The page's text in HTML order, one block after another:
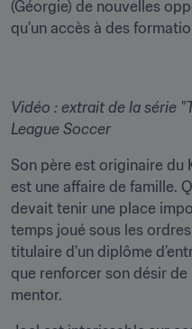
(Géorgie) de nouvelles
qu’un accès à des
Vidéo : extrait de la série
League Soccer
Son père est originaire du
est une affaire de famille.
devait tenir une place
temps joué sous les
titulaire d'un diplôme
que renforcer son désir
mentor.